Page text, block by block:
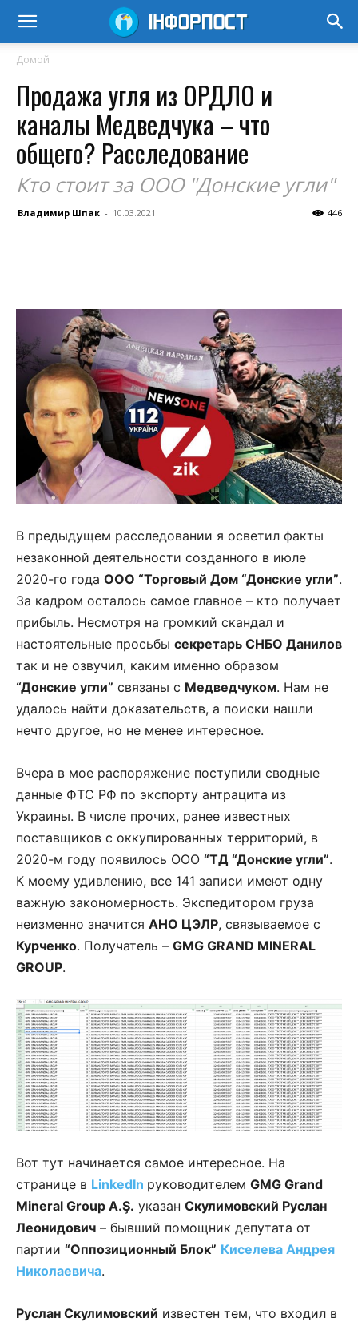
Домой
Продажа угля из ОРДЛО и
каналы Медведчука – что
общего? Расследование
Кто стоит за ООО "Донские угли"
Владимир Шпак - 10.03.2021 446
В предыдущем расследовании я осветил факты
незаконной деятельности созданного в июле
2020-го года ООО “Торговый Дом “Донские угли”.
За кадром осталось самое главное – кто получает
прибыль. Несмотря на громкий скандал и
настоятельные просьбы секретарь СНБО Данилов
так и не озвучил, каким именно образом
“Донские угли” связаны с Медведчуком. Нам не
удалось найти доказательств, а поиски нашли
нечто другое, но не менее интересное.
Вчера в мое распоряжение поступили сводные
данные ФТС РФ по экспорту антрацита из
Украины. В числе прочих, ранее известных
поставщиков с оккупированных территорий, в
2020-м году появилось ООО “ТД “Донские угли”.
К моему удивлению, все 141 записи имеют одну
важную закономерность. Экспедитором груза
неизменно значится АНО ЦЭЛР, связываемое с
Курченко. Получатель – GMG GRAND MINERAL
GROUP.
Вот тут начинается самое интересное. На
странице в LinkedIn руководителем GMG Grand
Mineral Group A.Ş. указан Скулимовский Руслан
Леонидович – бывший помощник депутата от
партии “Оппозиционный Блок” Киселева Андрея
Николаевича.
Руслан Скулимовский известен тем, что входил в